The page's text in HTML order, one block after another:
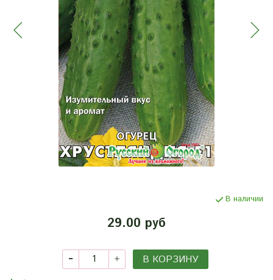
В наличии
29.00 руб
В КОРЗИНУ